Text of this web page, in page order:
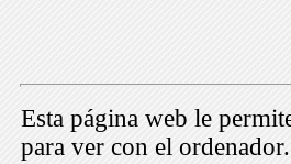
Esta página web le
para ver con el